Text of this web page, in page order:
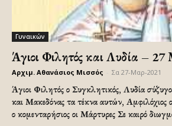
Γυναικών
Άγιοι Φιλητός και Λυδία – 27
Αρχιμ. Αθανάσιος Μισσός Σα 27-Μαρ-2021
Άγιοι Φιλητός ο Συγκλητικός, Λυδία
και Μακεδόνας τα τέκνα αυτών, Αμφιλόχιος
ο κομενταρήσιος οι Μάρτυρες Σε καιρό